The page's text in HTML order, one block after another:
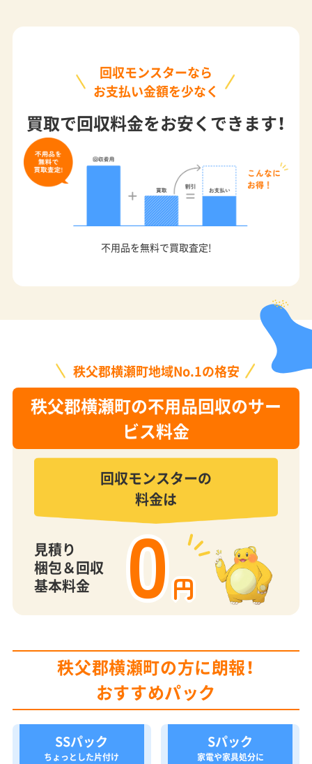
回収モンスターなら
お支払い金額を少なく
買取で回収料金をお安くできます！
不用品を無料で買取査定!
秩父郡横瀬町地域No.1の格安
秩父郡横瀬町の不用品回収のサー
ビス料金
回収モンスターの
料金は
見積り
梱包＆回収
基本料金
0円
秩父郡横瀬町の方に朗報！
おすすめパック
SSパック
ちょっとした片付け
Sパック
家電や家具処分に